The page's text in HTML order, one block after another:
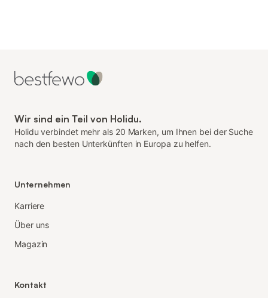
Wir sind ein Teil von Holidu.
Holidu verbindet mehr als 20 Marken, um Ihnen bei der Suche
nach den besten Unterkünften in Europa zu helfen.
Unternehmen
Karriere
Über uns
Magazin
Kontakt